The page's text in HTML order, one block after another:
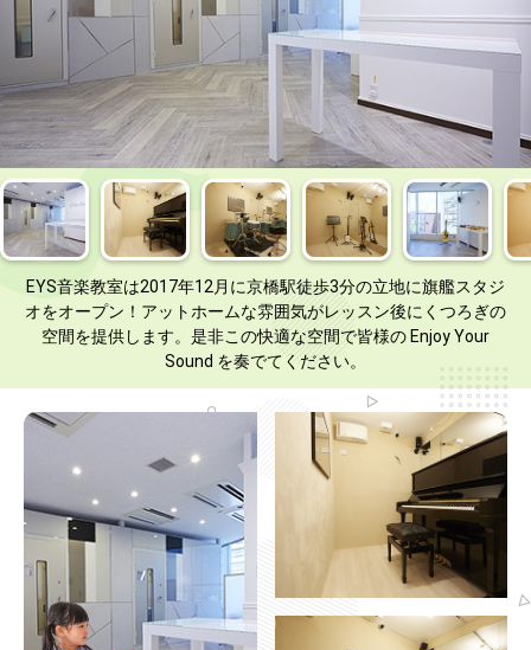
EYS音楽教室は2017年12月に京橋駅徒歩3分の立地に旗艦スタジ
オをオープン！アットホームな雰囲気がレッスン後にくつろぎの
空間を提供します。是非この快適な空間で皆様の Enjoy Your
Sound を奏でてください。